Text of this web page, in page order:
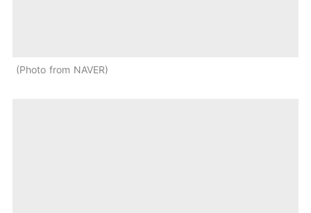
Photo from NAVER